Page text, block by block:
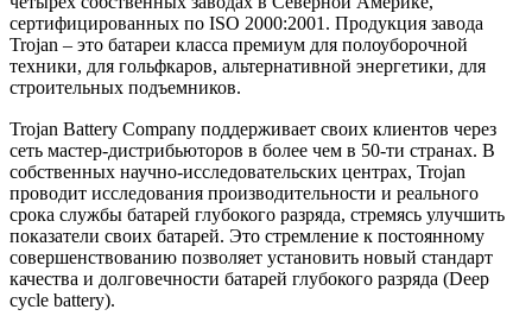
сертифицированных по ISO 2000:2001. Продукция завода
Trojan – это батареи класса премиум для полоуборочной
техники, для гольфкаров, альтернативной энергетики, для
строительных подъемников.
Trojan Battery Company поддерживает своих клиентов через
сеть мастер-дистрибьюторов в более чем в 50-ти странах. В
собственных научно-исследовательских центрах, Trojan
проводит исследования производительности и реального
срока службы батарей глубокого разряда, стремясь улучшить
показатели своих батарей. Это стремление к постоянному
совершенствованию позволяет установить новый стандарт
качества и долговечности батарей глубокого разряда (Deep
cycle battery).